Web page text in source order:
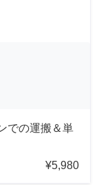
での運搬＆単
¥5,980